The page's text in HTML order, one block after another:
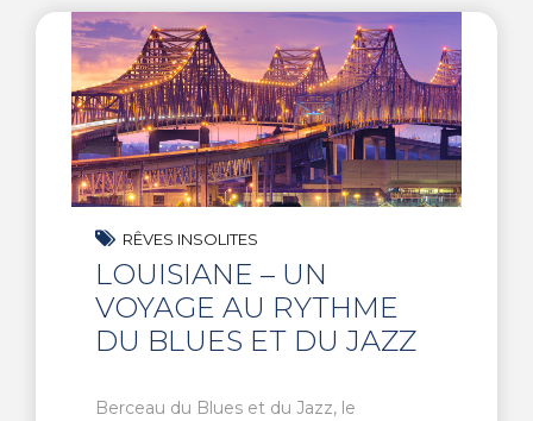
RÊVES INSOLITES
LOUISIANE – UN
VOYAGE AU RYTHME
DU BLUES ET DU JAZZ
Berceau du Blues et du Jazz, le